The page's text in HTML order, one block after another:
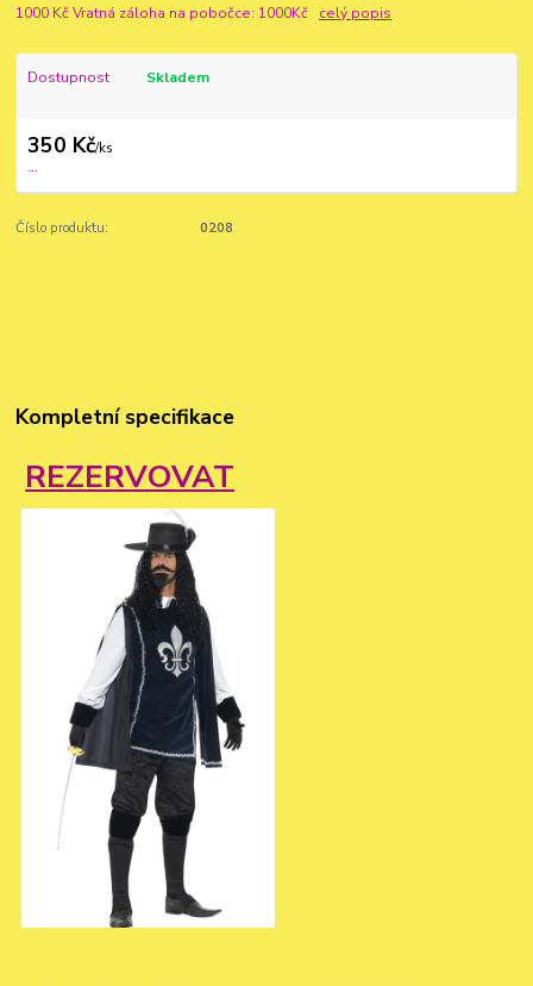
1000 Kč Vratná záloha na pobočce: 1000Kč celý popis
Dostupnost Skladem
350 Kč/ks
...
Číslo produktu: 0208
Kompletní specifikace
REZERVOVAT